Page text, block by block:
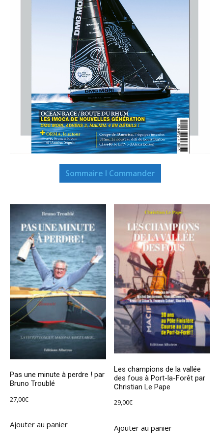
Sommaire I Commander
Pas une minute à perdre ! par
Bruno Troublé
27,00€
Ajouter au panier
Les champions de la vallée
des fous à Port-la-Forêt par
Christian Le Pape
29,00€
Ajouter au panier